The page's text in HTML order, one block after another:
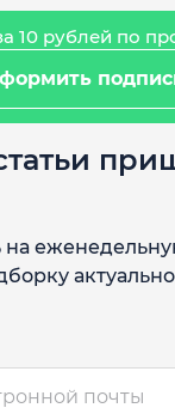
10 рублей по